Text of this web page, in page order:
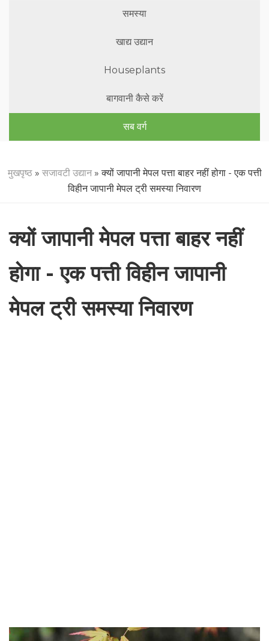
समस्या
खाद्य उद्यान
Houseplants
बागवानी कैसे करें
सब वर्ग
मुखपृष्ठ» सजावटी उद्यान» क्यों जापानी मेपल पत्ता बाहर नहीं होगा - एक पत्ती
विहीन जापानी मेपल ट्री समस्या निवारण
क्यों जापानी मेपल पत्ता बाहर नहीं
होगा - एक पत्ती विहीन जापानी
मेपल ट्री समस्या निवारण